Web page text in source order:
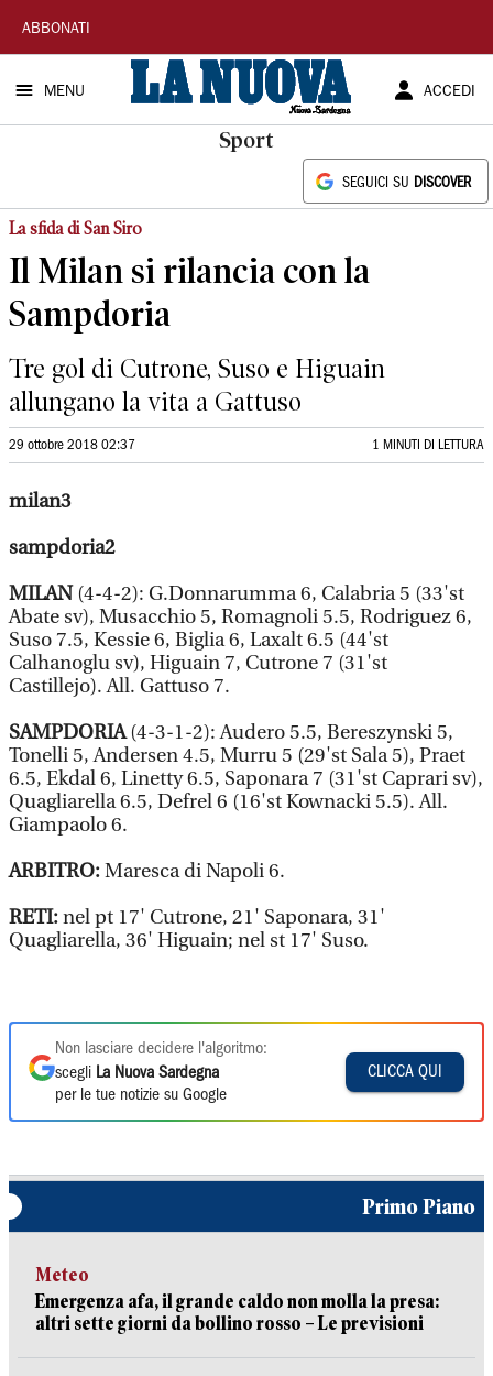
La
Nuova
Sardegna
ABBONATI
MENU ACCEDI
Sport
SEGUICI SU DISCOVER
La sfida di San Siro
Il Milan si rilancia con la
Sampdoria
Tre gol di Cutrone, Suso e Higuain
allungano la vita a Gattuso
29 ottobre 2018 02:37 1 MINUTI DI LETTURA
milan3
sampdoria2
MILAN(4-4-2): G.Donnarumma 6, Calabria 5 (33'st
Abate sv), Musacchio 5, Romagnoli 5.5, Rodriguez 6,
Suso 7.5, Kessie 6, Biglia 6, Laxalt 6.5 (44'st
Calhanoglu sv), Higuain 7, Cutrone 7 (31'st
Castillejo). All. Gattuso 7.
SAMPDORIA(4-3-1-2): Audero 5.5, Bereszynski 5,
Tonelli 5, Andersen 4.5, Murru 5 (29'st Sala 5), Praet
6.5, Ekdal 6, Linetty 6.5, Saponara 7 (31'st Caprari sv),
Quagliarella 6.5, Defrel 6 (16'st Kownacki 5.5). All.
Giampaolo 6.
ARBITRO:Maresca di Napoli 6.
RETI:nel pt 17' Cutrone, 21' Saponara, 31'
Quagliarella, 36' Higuain; nel st 17' Suso.
Non lasciare decidere l'algoritmo:
scegli La Nuova Sardegna
per le tue notizie su Google
CLICCA QUI
Primo Piano
Meteo
Emergenza afa, il grande caldo non molla la presa:
altri sette giorni da bollino rosso – Le previsioni